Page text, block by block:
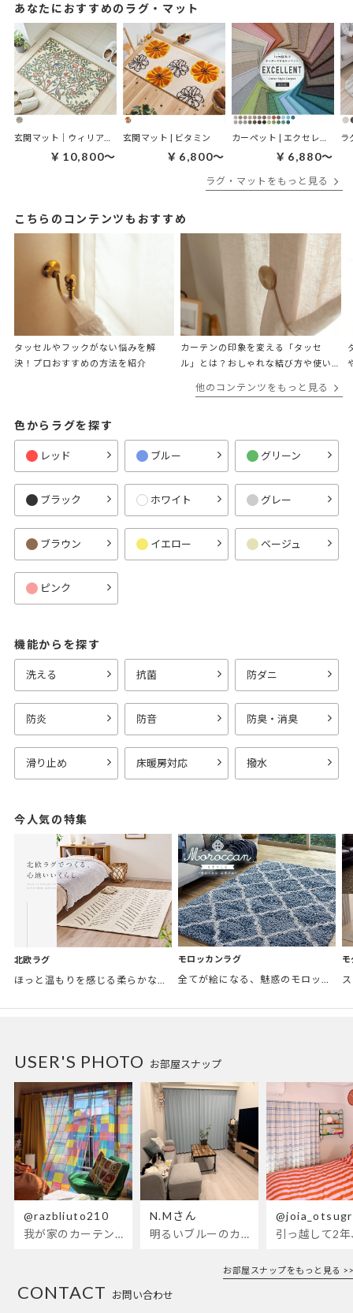
あなたにおすすめのラグ・マット
玄関マット｜ウィリアムモリス ケルムスコットツリー
￥10,800～
玄関マット | ビタミン
￥6,800～ ￥6,880～
ラ
ラグ・マットをもっと見る
こちらのコンテンツもおすすめ
タッセルやフックがない悩みを解
決！プロおすすめの方法を紹介
カーテンの印象を変える「タッセ
ル」とは？おしゃれな結び方や使い
他のコンテンツをもっと見る
色からラグを探す
レッド ブルー グリーン
ブラック ホワイト グレー
ブラウン イエロー ベージュ
ピンク
機能からを探す
洗える 抗菌 防ダニ
防炎 防音 防臭・消臭
滑り止め 床暖房対応 撥水
今人気の特集
北欧ラグ モロッカンラグ
全てが絵になる、魅惑のモロッカンスタイル。トレンド感あふれるおしゃれな空間づくりに。
お部屋スナップ
USER'S PHOTO
@razbliuto210
我が家のカーテンが新しくなりました🌼早起きが超絶苦手な私が、思わず朝カーテンを開けて光合成するようになったステンドグラスカーテン…！
N.Mさん
明るいブルーのカーテンで、部屋全体が明るく。白を基調とした部屋にぴったりです。
お部屋スナップをもっと見る >>
お問い合わせ
CONTACT